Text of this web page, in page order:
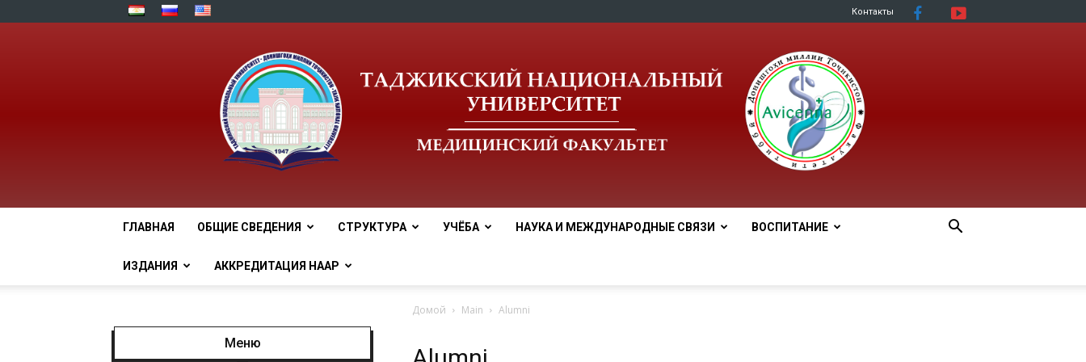
Контакты
ГЛАВНАЯ ОБЩИЕ СВЕДЕНИЯ СТРУКТУРА УЧЁБА НАУКА И МЕЖДУНАРОДНЫЕ СВЯЗИ ВОСПИТАНИЕ
ИЗДАНИЯ АККРЕДИТАЦИЯ НААР
Домой Main Alumni
Меню